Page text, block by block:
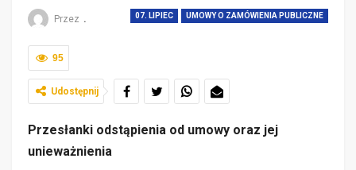
07. LIPIEC UMOWY O ZAMÓWIENIA PUBLICZNE
Przez .
95
Udostępnij
Przesłanki odstąpienia od umowy oraz jej
unieważnienia